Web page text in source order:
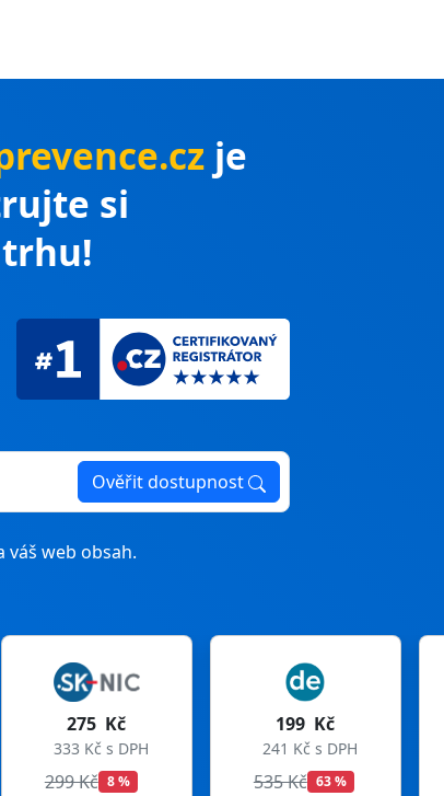
je
si
Ověřit dostupnost
web obsah.
199 Kč
241 Kč s DPH
535 Kč
199 Kč
241 Kč s DPH
699 Kč